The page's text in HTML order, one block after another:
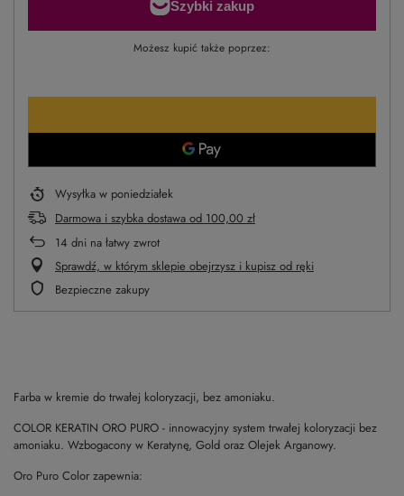
Możesz kupić także poprzez:
Wysyłka w poniedziałek
Darmowa i szybka dostawa od 100,00 zł
14 dni na łatwy zwrot
Sprawdź, w którym sklepie obejrzysz i kupisz od ręki
Bezpieczne zakupy
Farba w kremie do trwałej koloryzacji, bez amoniaku.
COLOR KERATIN ORO PURO - innowacyjny system trwałej koloryzacji bez
amoniaku. Wzbogacony w Keratynę, Gold oraz Olejek Arganowy.
Oro Puro Color zapewnia: